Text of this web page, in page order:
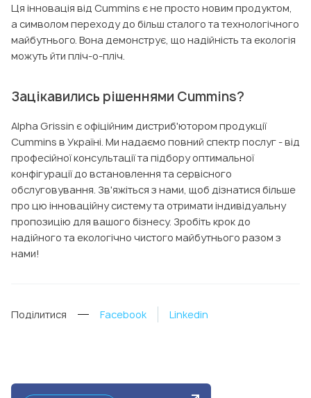
Ця інновація від Cummins є не просто новим продуктом,
а символом переходу до більш сталого та технологічного
майбутнього. Вона демонструє, що надійність та екологія
можуть йти пліч-о-пліч.
Зацікавились рішеннями Cummins?
Alpha Grissin є офіційним дистриб'ютором продукції
Cummins в Україні. Ми надаємо повний спектр послуг - від
професійної консультації та підбору оптимальної
конфігурації до встановлення та сервісного
обслуговування. Зв'яжіться з нами, щоб дізнатися більше
про цю інноваційну систему та отримати індивідуальну
пропозицію для вашого бізнесу. Зробіть крок до
надійного та екологічно чистого майбутнього разом з
нами!
Поділитися Facebook Linkedin